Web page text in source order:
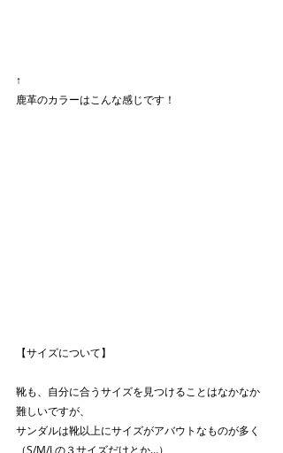
↑
鹿革のカラーはこんな感じです！
【サイズについて】
靴も、自分に合うサイズを見つけることはなかなか
難しいですが、
サンダルは靴以上にサイズがアバウトなものが多く
（S/M/Lの３サイズだけとか…）